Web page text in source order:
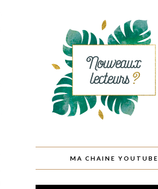
MA CHAINE YOUTUBE